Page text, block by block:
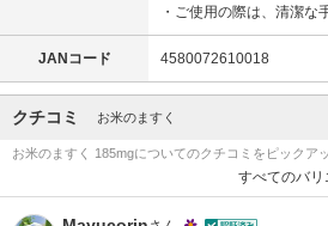
・ご使用の際は、清潔な
JANコード 4580072610018
クチコミ お米のますく
お米のますく 185mgについてのクチコミをピックア
すべてのバ